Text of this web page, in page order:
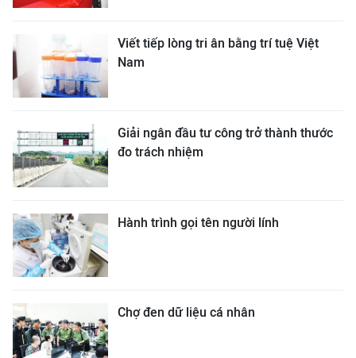
Viết tiếp lòng tri ân bằng trí tuệ Việt
Nam
Giải ngân đầu tư công trở thành thước
đo trách nhiệm
Hành trình gọi tên người lính
Chợ đen dữ liệu cá nhân